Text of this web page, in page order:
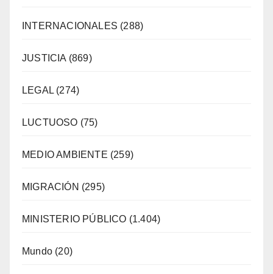
INTERNACIONALES (288)
JUSTICIA (869)
LEGAL (274)
LUCTUOSO (75)
MEDIO AMBIENTE (259)
MIGRACIÓN (295)
MINISTERIO PÚBLICO (1.404)
Mundo (20)